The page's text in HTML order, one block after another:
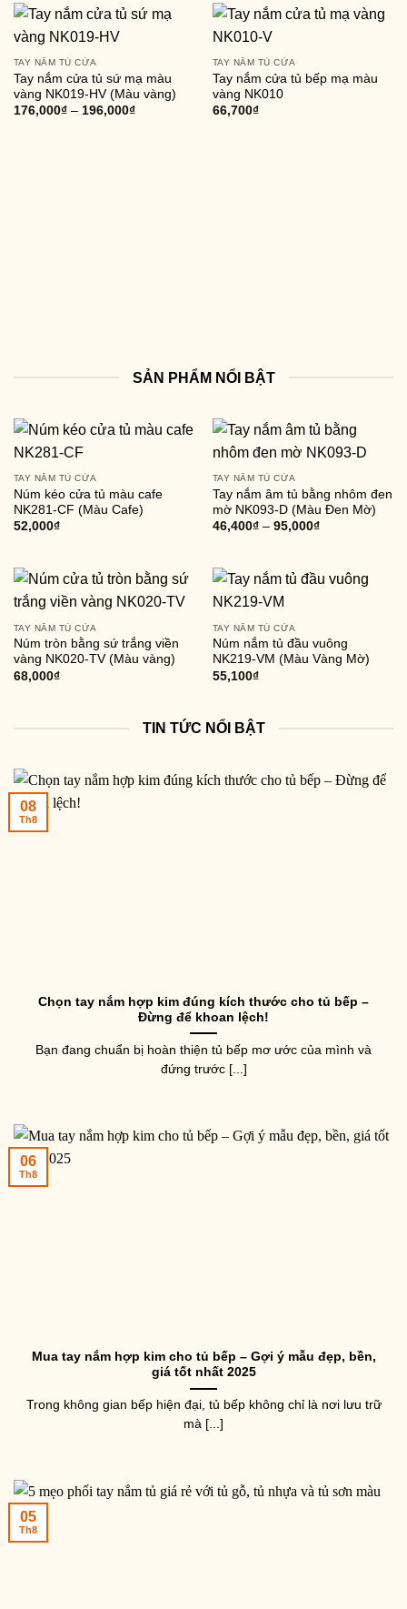
TAY NẮM TỦ CỬA
Tay nắm cửa tủ sứ mạ màu
vàng NK019-HV (Màu vàng)
176,000₫– 196,000₫
TAY NẮM TỦ CỬA
Tay nắm cửa tủ bếp mạ màu
vàng NK010
66,700₫
SẢN PHẨM NỔI BẬT
TAY NẮM TỦ CỬA
Núm kéo cửa tủ màu cafe
NK281-CF (Màu Cafe)
52,000₫
TAY NẮM TỦ CỬA
Tay nắm âm tủ bằng nhôm đen
mờ NK093-D (Màu Đen Mờ)
46,400₫– 95,000₫
TAY NẮM TỦ CỬA
Núm tròn bằng sứ trắng viền
vàng NK020-TV (Màu vàng)
68,000₫
TAY NẮM TỦ CỬA
Núm nắm tủ đầu vuông
NK219-VM (Màu Vàng Mờ)
55,100₫
TIN TỨC NỔI BẬT
Chọn tay nắm hợp kim đúng kích thước cho tủ bếp –
Đừng để khoan lệch!
Bạn đang chuẩn bị hoàn thiện tủ bếp mơ ước của mình và
đứng trước [...]
08
Th8
Mua tay nắm hợp kim cho tủ bếp – Gợi ý mẫu đẹp, bền,
giá tốt nhất 2025
Trong không gian bếp hiện đại, tủ bếp không chỉ là nơi lưu trữ
mà [...]
06
Th8
05
Th8